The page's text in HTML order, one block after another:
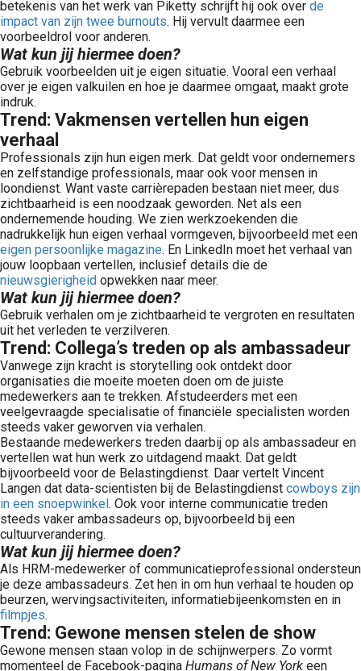
betekenis van het werk van Piketty schrijft hij ook over de
impact van zijn twee burnouts. Hij vervult daarmee een
voorbeeldrol voor anderen.
Wat kun jij hiermee doen?
Gebruik voorbeelden uit je eigen situatie. Vooral een verhaal
over je eigen valkuilen en hoe je daarmee omgaat, maakt grote
indruk.
Trend: Vakmensen vertellen hun eigen
verhaal
Professionals zijn hun eigen merk. Dat geldt voor ondernemers
en zelfstandige professionals, maar ook voor mensen in
loondienst. Want vaste carrièrepaden bestaan niet meer, dus
zichtbaarheid is een noodzaak geworden. Net als een
ondernemende houding. We zien werkzoekenden die
nadrukkelijk hun eigen verhaal vormgeven, bijvoorbeeld met een
eigen persoonlijke magazine. En LinkedIn moet het verhaal van
jouw loopbaan vertellen, inclusief details die de
nieuwsgierigheid opwekken naar meer.
Wat kun jij hiermee doen?
Gebruik verhalen om je zichtbaarheid te vergroten en resultaten
uit het verleden te verzilveren.
Trend: Collega’s treden op als ambassadeur
Vanwege zijn kracht is storytelling ook ontdekt door
organisaties die moeite moeten doen om de juiste
medewerkers aan te trekken. Afstudeerders met een
veelgevraagde specialisatie of financiële specialisten worden
steeds vaker geworven via verhalen.
Bestaande medewerkers treden daarbij op als ambassadeur en
vertellen wat hun werk zo uitdagend maakt. Dat geldt
bijvoorbeeld voor de Belastingdienst. Daar vertelt Vincent
Langen dat data-scientisten bij de Belastingdienst cowboys zijn
in een snoepwinkel. Ook voor interne communicatie treden
steeds vaker ambassadeurs op, bijvoorbeeld bij een
cultuurverandering.
Wat kun jij hiermee doen?
Als HRM-medewerker of communicatieprofessional ondersteun
je deze ambassadeurs. Zet hen in om hun verhaal te houden op
beurzen, wervingsactiviteiten, informatiebijeenkomsten en in
filmpjes.
Trend: Gewone mensen stelen de show
Gewone mensen staan volop in de schijnwerpers. Zo vormt
momenteel de Facebook-pagina Humans of New York een